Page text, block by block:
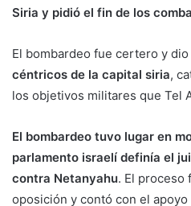
Siria y pidió el fin de los
El bombardeo fue certero y
céntricos de la capital siria,
los objetivos militares que Tel
El bombardeo tuvo lugar en
parlamento israelí definía el
contra Netanyahu. El proceso
oposición y contó con el